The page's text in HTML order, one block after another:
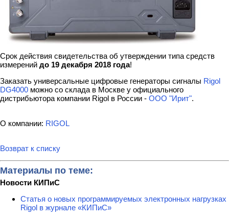
Срок действия свидетельства об утверждении типа средств
измерений до 19 декабря 2018 года!
Заказать универсальные цифровые генераторы сигналы Rigol
DG4000 можно со склада в Москве у официального
дистрибьютора компании Rigol в России - ООО "Ирит".
О компании: RIGOL
Возврат к списку
Материалы по теме:
Новости КИПиС
Статья о новых программируемых электронных нагрузках
Rigol в журнале «КИПиС»